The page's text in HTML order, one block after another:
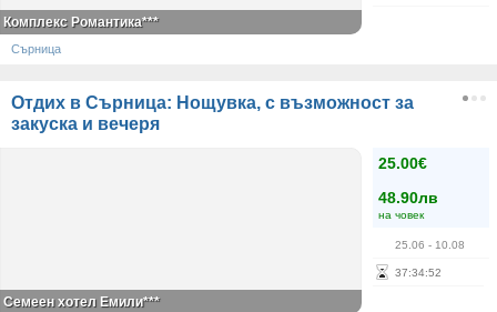
Комплекс Романтика***
Сърница
Отдих в Сърница: Нощувка, с възможност за
закуска и вечеря
25.00€
48.90лв
на човек
25.06 - 10.08
37:34:51
Семеен хотел Емили***